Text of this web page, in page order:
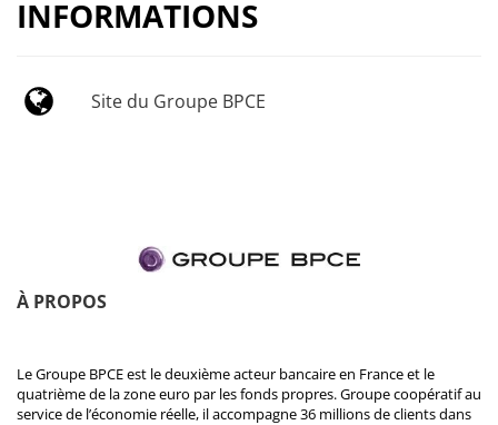
INFORMATIONS
Site du Groupe BPCE
À PROPOS
Le Groupe BPCE est le deuxième acteur bancaire en France et le
quatrième de la zone euro par les fonds propres. Groupe coopératif au
service de l’économie réelle, il accompagne 36 millions de clients dans